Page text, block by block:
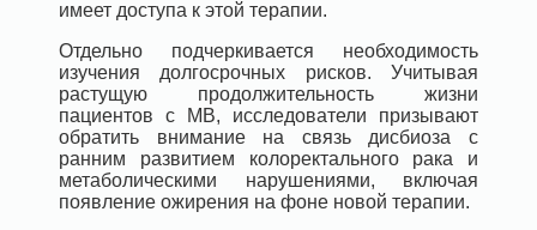
имеет доступа к этой терапии.
Отдельно подчеркивается необходимость
изучения долгосрочных рисков. Учитывая
растущую продолжительность жизни
пациентов с МВ, исследователи призывают
обратить внимание на связь дисбиоза с
ранним развитием колоректального рака и
метаболическими нарушениями, включая
появление ожирения на фоне новой терапии.